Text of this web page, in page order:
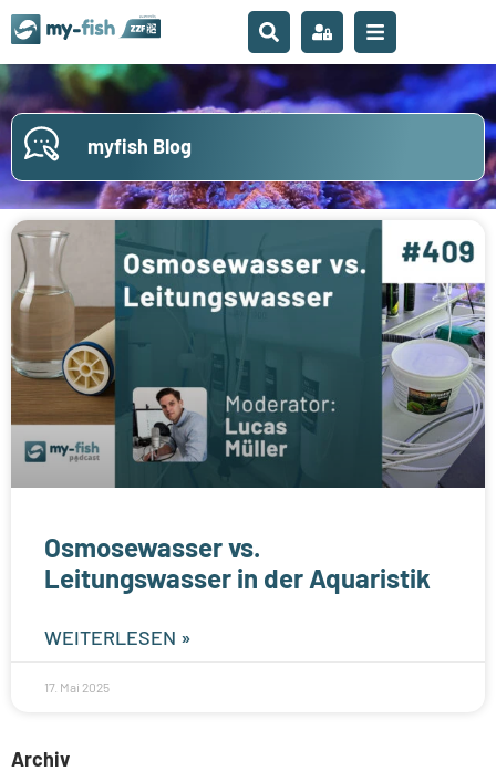
myfish Blog
Osmosewasser vs.
Leitungswasser in der Aquaristik
WEITERLESEN »
17. Mai 2025
Archiv